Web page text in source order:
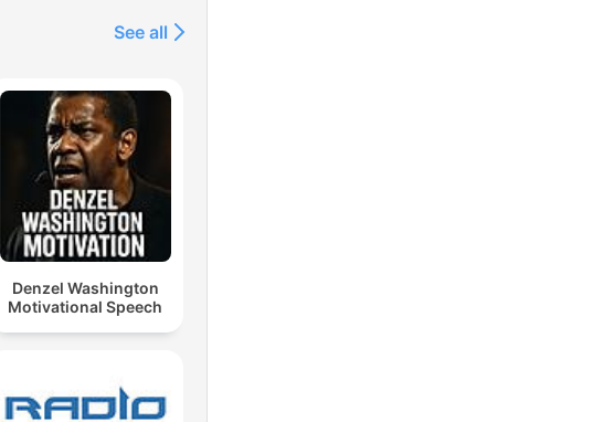
See all
Denzel Washington
Motivational Speech